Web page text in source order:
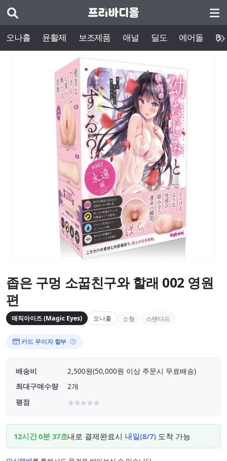
오나홀 윤활제 보조제품 애널 딜도 에어돌
좁은 구멍 소꿉친구와 할래 002 영원
편
매직아이즈 (Magic Eyes) 오나홀 소형 스탠다드
카드 무이자 할부
배송비
2,500원(50,000원 이상 주문시 무료배송)
최대구매수량
2개
평점
12시간 0분 35초내로 결제완료시 내일(8/7) 도착 가능